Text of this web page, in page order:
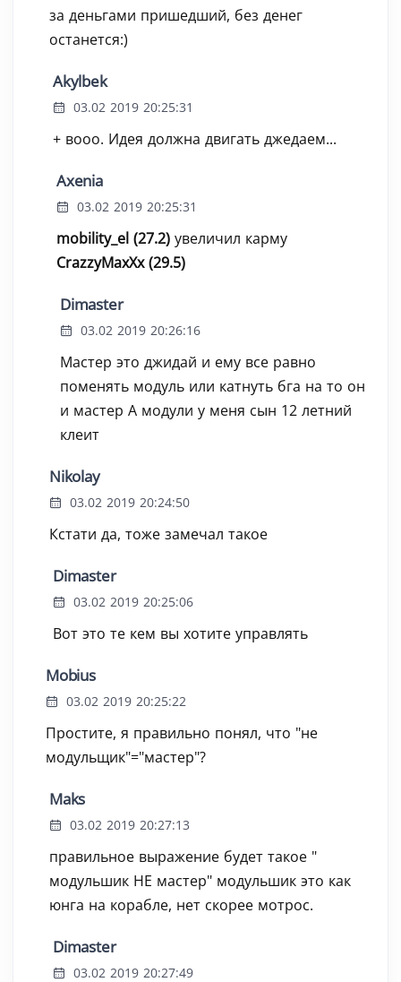
за деньгами пришедший, без денег
останется:)
Akylbek
03.02 2019 20:25:31
+ вооо. Идея должна двигать джедаем...
Axenia
03.02 2019 20:25:31
mobility_el (27.2) увеличил карму
CrazzyMaxXx (29.5)
Dimaster
03.02 2019 20:26:16
Мастер это джидай и ему все равно
поменять модуль или катнуть бга на то он
и мастер А модули у меня сын 12 летний
клеит
Nikolay
03.02 2019 20:24:50
Кстати да, тоже замечал такое
Dimaster
03.02 2019 20:25:06
Вот это те кем вы хотите управлять
Mobius
03.02 2019 20:25:22
Простите, я правильно понял, что "не
модульщик"="мастер"?
Maks
03.02 2019 20:27:13
правильное выражение будет такое "
модульшик НЕ мастер" модульшик это как
юнга на корабле, нет скорее мотрос.
Dimaster
03.02 2019 20:27:49